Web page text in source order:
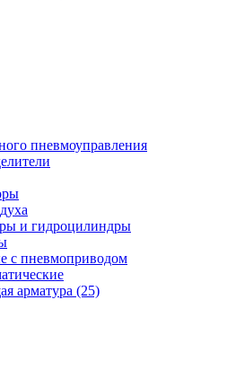
пневмоуправления
и гидроцилиндры
с пневмоприводом
арматура (25)